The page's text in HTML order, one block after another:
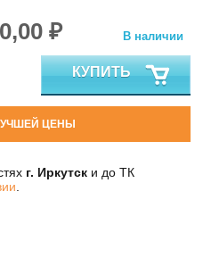
₽ В наличии
КУПИТЬ
ЦЕНЫ
г. Иркутск и до ТК